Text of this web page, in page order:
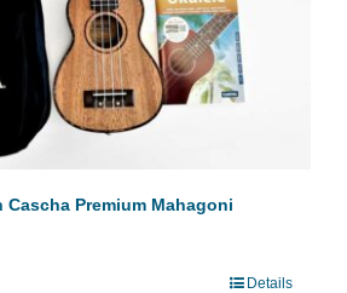
Cascha Premium Mahagoni
Details